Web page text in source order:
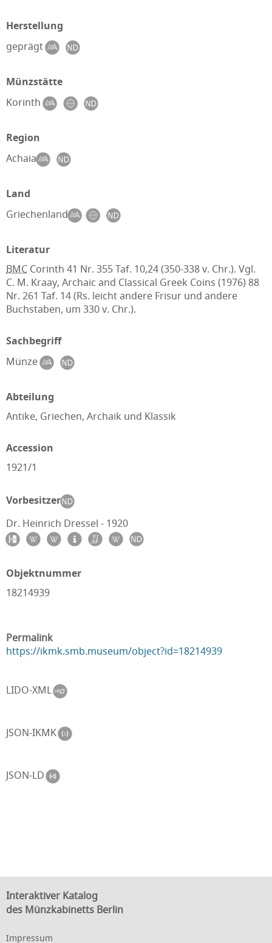
Herstellung
geprägt
Münzstätte
Korinth
Region
Achaia
Land
Griechenland
Literatur
BMC Corinth 41 Nr. 355 Taf. 10,24 (350-338 v. Chr.). Vgl.
C. M. Kraay, Archaic and Classical Greek Coins (1976) 88
Nr. 261 Taf. 14 (Rs. leicht andere Frisur und andere
Buchstaben, um 330 v. Chr.).
Sachbegriff
Münze
Abteilung
Antike, Griechen, Archaik und Klassik
Accession
1921/1
Vorbesitzer
Dr. Heinrich Dressel - 1920
Objektnummer
18214939
Permalink
https://ikmk.smb.museum/object?id=18214939
LIDO-XML
JSON-IKMK
JSON-LD
Interaktiver Katalog
des Münzkabinetts Berlin
Impressum